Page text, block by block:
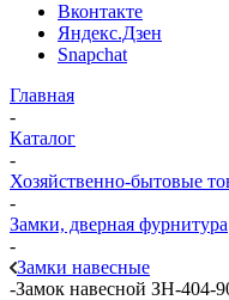
Вконтакте
Яндекс.Дзен
Snapchat
Главная
-
Каталог
-
Хозяйственно-бытовые
-
Замки, дверная фурнитура
-
Замки навесные
-Замок навесной ЗН-